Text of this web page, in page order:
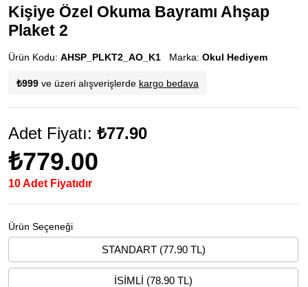
Kişiye Özel Okuma Bayramı Ahşap
Plaket 2
Ürün Kodu: AHSP_PLKT2_AO_K1 Marka: Okul Hediyem
₺999 ve üzeri alışverişlerde kargo bedava
Adet Fiyatı: ₺77.90
₺779.00
10 Adet Fiyatıdır
Ürün Seçeneği
STANDART (77.90 TL)
İSİMLİ (78.90 TL)